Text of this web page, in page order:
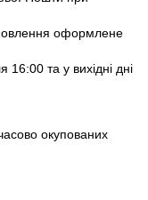
оформлене
та у вихідні дні
окупованих